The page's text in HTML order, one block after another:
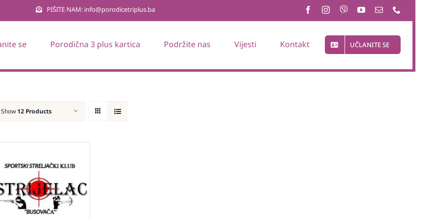
PIŠITE NAM: info@porodicetriplus.ba
se Porodična 3 plus kartica Podržite nas Vijesti Kontakt UČLANITE SE
Show 12 Products